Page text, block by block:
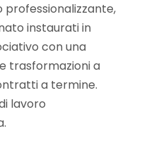
instaurati in
con una
trasformazioni a
a termine.
lavoro